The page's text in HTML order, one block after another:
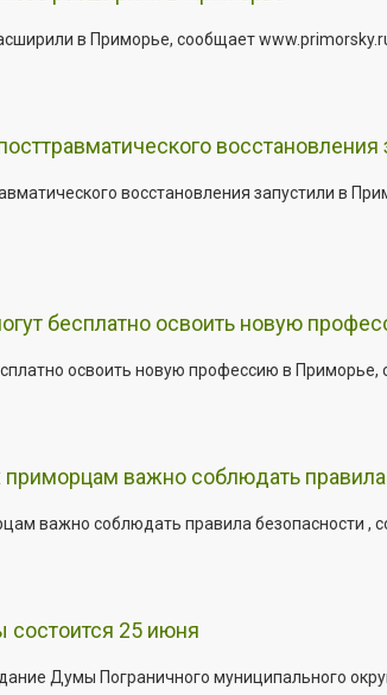
в Приморье, сообщает
восстановления запустили в
бесплатно освоить новую
освоить новую профессию в
важно соблюдать
важно соблюдать правила безопасности
25 июня
Думы Пограничного муниципального